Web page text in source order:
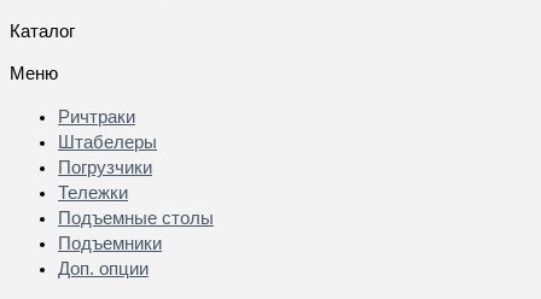
Каталог
Меню
Ричтраки
Штабелеры
Погрузчики
Тележки
Подъемные столы
Подъемники
Доп. опции